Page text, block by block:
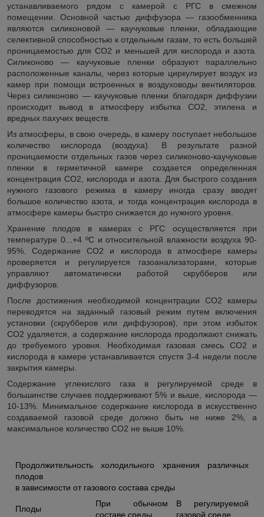
устанавливаемого рядом с камерой с РГС в смежном
помещении. Основной частью диффузора ― газообменника
являются силиконовой ― каучуковые пленки, обладающие
селективной способностью к отдельным газам, то есть большей
проницаемостью для СО2 и меньшей для кислорода и азота.
Силиконово ― каучуковые пленки образуют параллельно
расположенные каналы, через которые циркулирует воздух из
камер при помощи встроенных в воздуховоды вентиляторов.
Через силиконово ― каучуковые пленки благодаря диффузии
происходит вывод в атмосферу избытка СО2 , этилена и
вредных пахучих веществ.
Из атмосферы, в свою очередь, в камеру поступает небольшое
количество кислорода (воздуха). В результате разной
проницаемости отдельных газов через силиконово-каучуковые
пленки в герметичной камере создается определенная
концентрация СО2 , кислорода и азота. Для быстрого создания
нужного газового режима в камеру иногда сразу вводят
большое количество азота, и тогда концентрация кислорода в
атмосфере камеры быстро снижается до нужного уровня.
Хранение плодов в камерах с РГС осуществляется при
температуре 0...+4 ºС и относительной влажности воздуха 90-
95%. Содержание СО2 и кислорода в атмосфере камеры
проверяется и регулируется газоанализаторами, которые
управляют автоматически работой скрубберов или
диффузоров.
После достижения необходимой концентрации СО2 камеры
переводятся на заданный газовый режим путем включения
установки (скрубберов или диффузоров), при этом избыток
СО2 удаляется, а содержание кислорода продолжают снижать
до требуемого уровня. Необходимая газовая смесь СО2 и
кислорода в камере устанавливается спустя 3-4 недели после
закрытия камеры.
Содержание углекислого газа в регулируемой среде в
большинстве случаев поддерживают 5% и выше, кислорода ―
10-13%. Минимальное содержание кислорода в искусственно
создаваемой газовой среде должно быть не ниже 2%, а
максимальное количество СО2 не выше 10%.
Продолжительность холодильного хранения различных
плодов
в зависимости от газового состава среды
Плоды
При обычном
составе среды
В регулируемой
газовой среде